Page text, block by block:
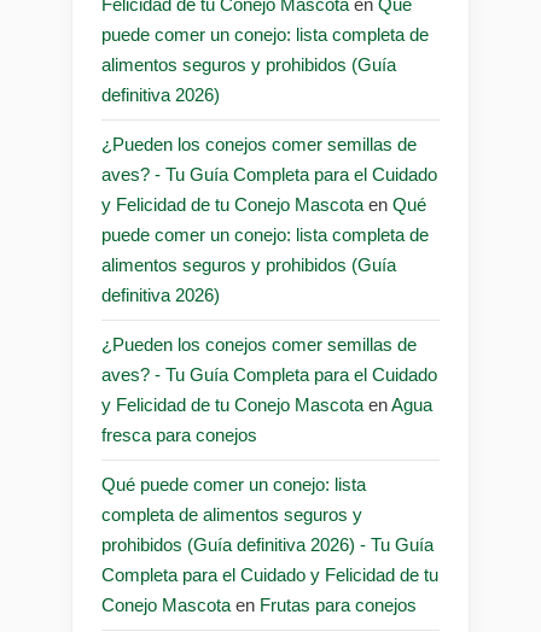
Felicidad de tu Conejo Mascota en Qué
puede comer un conejo: lista completa de
alimentos seguros y prohibidos (Guía
definitiva 2026)
¿Pueden los conejos comer semillas de
aves? - Tu Guía Completa para el Cuidado
y Felicidad de tu Conejo Mascota en Qué
puede comer un conejo: lista completa de
alimentos seguros y prohibidos (Guía
definitiva 2026)
¿Pueden los conejos comer semillas de
aves? - Tu Guía Completa para el Cuidado
y Felicidad de tu Conejo Mascota enAgua
fresca para conejos
Qué puede comer un conejo: lista
completa de alimentos seguros y
prohibidos (Guía definitiva 2026) - Tu Guía
Completa para el Cuidado y Felicidad de tu
Conejo Mascota en Frutas para conejos